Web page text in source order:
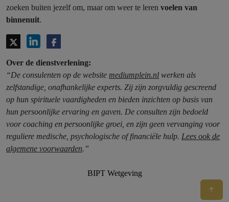
zoeken buiten jezelf om, maar om weer te leren voelen van
binnenuit.
Over de dienstverlening:
“De consulenten op de website mediumplein.nl werken als
zelfstandige, onafhankelijke experts. Zij zijn zorgvuldig gescreend
op hun spirituele vaardigheden en bieden inzichten op basis van
hun persoonlijke ervaring en gaven. De consulten zijn bedoeld
voor coaching en persoonlijke groei, en zijn geen vervanging voor
reguliere medische, psychologische of financiële hulp. Lees ook de
algemene voorwaarden.”
BIPT Wetgeving